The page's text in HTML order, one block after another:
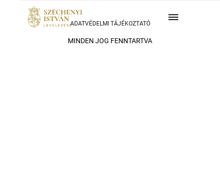
MINDEN JOG FENNTARTVA
ADATVÉDELMI TÁJÉKOZTATÓ